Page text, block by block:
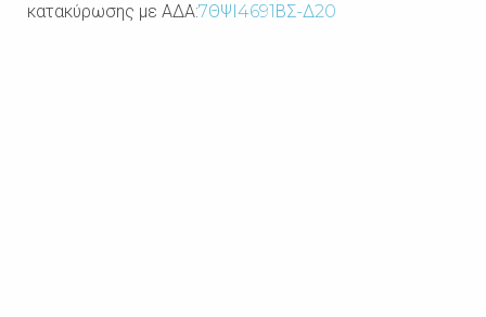
κατακύρωσης με ΑΔΑ:7ΘΨΙ4691ΒΣ-Δ20